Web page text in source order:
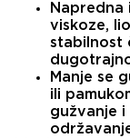
Napredna
viskoze,
stabilnost
Manje se
ili
gužvanje i